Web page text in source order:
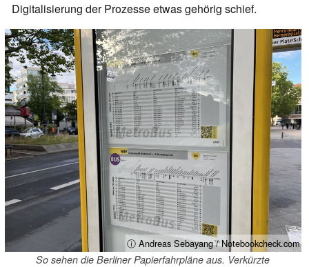
Digitalisierung der Prozesse etwas gehörig schief.
ⓘ Andreas Sebayang / Notebookcheck.com
So sehen die Berliner Papierfahrpläne aus. Verkürzte